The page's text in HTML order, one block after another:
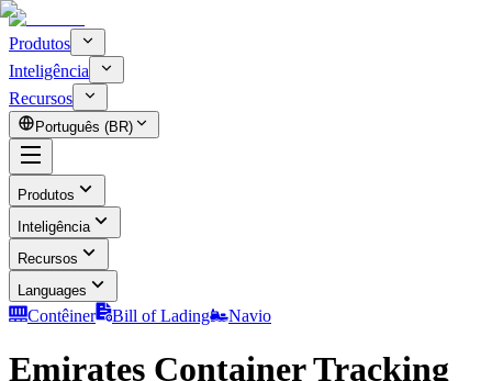
Produtos
Inteligência
Recursos
Português (BR)
Produtos
Inteligência
Recursos
Languages
Contêiner Bill of Lading Navio
Emirates Container Tracking